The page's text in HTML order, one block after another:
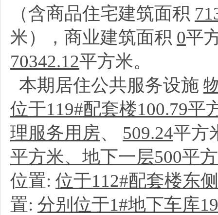
（含商品住宅建筑面积
米），商业建筑面积 0平
70342.12平方米。
本期居住公共服务设施
位于119#配套楼100.79平
理服务用房、 509.24平方
平方米、地下一层500平
位置: 位于112#配套楼东侧
置: 分别位于1#地下车库